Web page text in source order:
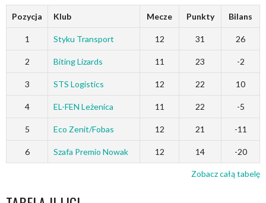
Pozycja Klub Mecze Punkty Bilans
1 Styku Transport 12 31 26
2 Biting Lizards 11 23 -2
3 STS Logistics 12 22 10
4 EL-FEN Leżenica 11 22 -5
5 Eco Zenit/Fobas 12 21 -11
6 Szafa Premio Nowak 12 14 -20
Zobacz całą tabelę